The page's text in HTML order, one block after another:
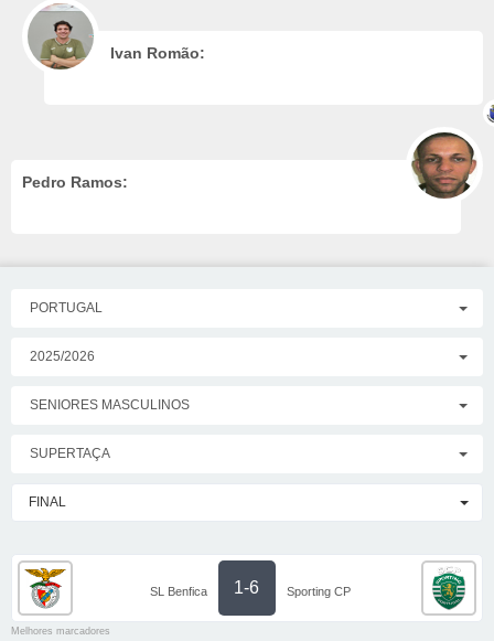
Ivan Romão:
Pedro Ramos:
PORTUGAL
2025/2026
SENIORES MASCULINOS
SUPERTAÇA
FINAL
SL Benfica 1-6 Sporting CP
Melhores marcadores